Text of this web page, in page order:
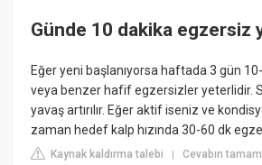
Günde 10 dakika egzersiz
Eğer yeni başlanıyorsa haftada 3 gün
veya benzer hafif egzersizler yeterlidir.
yavaş artırılır. Eğer aktif iseniz ve
zaman hedef kalp hızında 30-60 dk
Kaynak kaldırma talebi |Cevabın